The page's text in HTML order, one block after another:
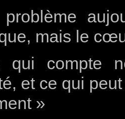
mais le
qui compte
et ce qui
»